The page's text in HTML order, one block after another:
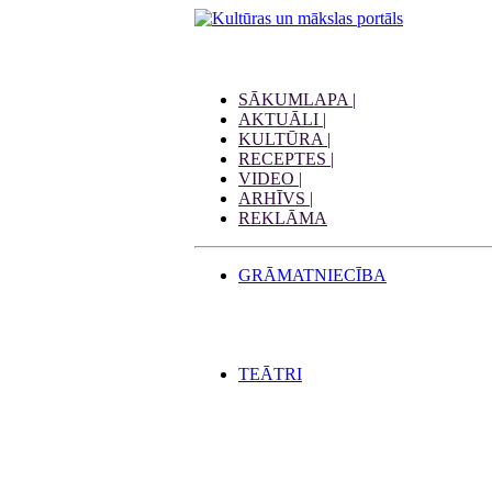
SĀKUMLAPA |
AKTUĀLI |
KULTŪRA |
RECEPTES |
VIDEO |
ARHĪVS |
REKLĀMA
GRĀMATNIECĪBA
TEĀTRI